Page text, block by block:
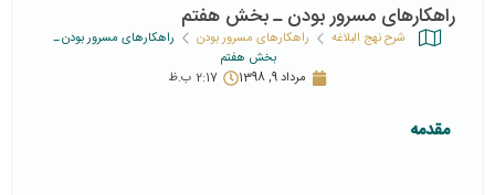
راهکارهای مسرور بودن ـ بخش هفتم
شرح نهج البلاغه راهکارهای مسرور بودن
راهکارهای مسرور بودن ـ
بخش هفتم
مرداد 9, 1398
2:17 ب.ظ
مقدمه